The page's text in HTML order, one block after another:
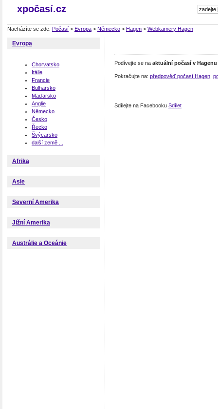
xpočasí.cz
Nacházíte se zde: Počasí > Evropa > Německo > Hagen > Webkamery Hagen
Evropa
Chorvatsko
Itálie
Francie
Bulharsko
Maďarsko
Anglie
Německo
Česko
Řecko
Švýcarsko
další země ...
Afrika
Asie
Severní Amerika
Jižní Amerika
Austrálie a Oceánie
Podívejte se na aktuální počasí v Hagenu
Pokračujte na: předpověď počasí Hagen
Sdílejte na Facebooku Sdílet